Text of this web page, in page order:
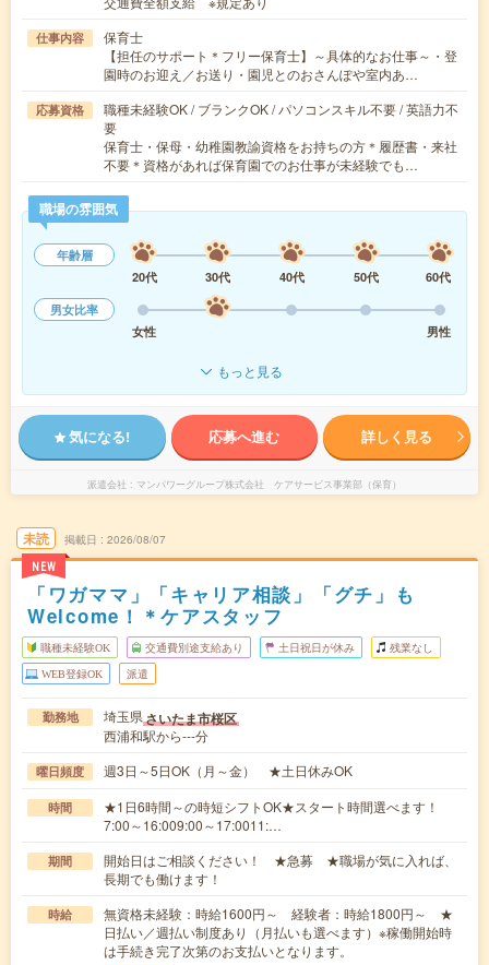
仕事内容
保育士
【担任のサポート＊フリー保育士】～具体的なお仕事～・登
園時のお迎え／お送り・園児とのおさんぽや室内あ…
応募資格
職種未経験OK / ブランクOK / パソコンスキル不要 / 英語力不
要
保育士・保母・幼稚園教諭資格をお持ちの方＊履歴書・来社
不要＊資格があれば保育園でのお仕事が未経験でも…
職場の雰囲気
年齢層
20代
30代 40代 50代
60代
男女比率
女性
男性
もっと見る
気になる! 応募へ進む 詳しく見る
派遣会社 マンパワーグループ株式会社 ケアサービス事業部（保育）
未読
NEW
掲載日 2026/08/07
「ワガママ」「キャリア相談」「グチ」も
Welcome！＊ケアスタッフ
職種未経験OK 交通費別途支給あり 土日祝日が休み 残業なし
WEB登録OK 派遣
勤務地 埼玉県さいたま市桜区
西浦和駅から---分
曜日頻度 週3日～5日OK（月～金） ★土日休みOK
時間
★1日6時間～の時短シフトOK★スタート時間選べます！
7:00～16:009:00～17:0011:…
期間
開始日はご相談ください！ ★急募 ★職場が気に入れば、
長期でも働けます！
時給
無資格未経験：時給1600円～ 経験者：時給1800円～ ★
日払い／週払い制度あり（月払いも選べます）※稼働開始時
は手続き完了次第のお支払いとなります。